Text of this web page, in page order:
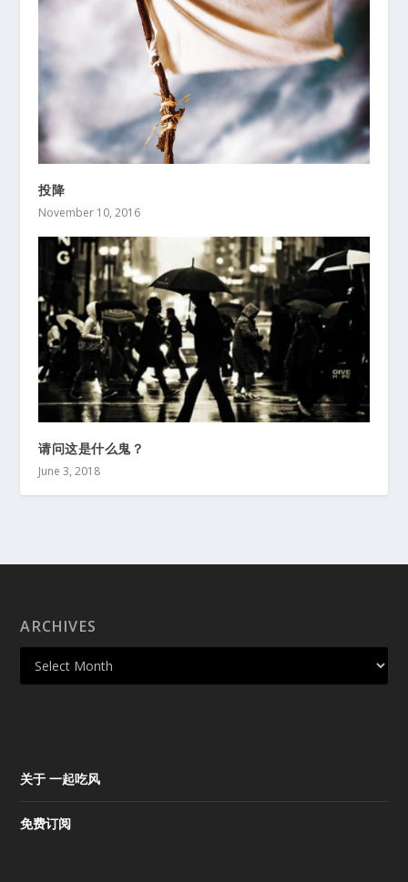
投降
November 10, 2016
请问这是什么鬼？
June 3, 2018
ARCHIVES
关于 一起吃风
免费订阅